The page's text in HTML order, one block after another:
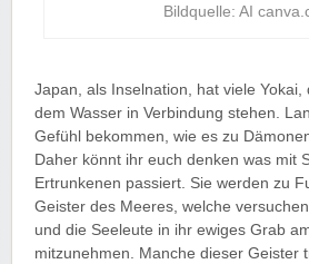
Bildquelle: AI
Japan, als Inselnation, hat viele Yokai,
dem Wasser in Verbindung stehen.
Gefühl bekommen, wie es zu
Daher könnt ihr euch denken was mit
Ertrunkenen passiert. Sie werden zu
Geister des Meeres, welche
und die Seeleute in ihr ewiges Grab
mitzunehmen. Manche dieser Geister